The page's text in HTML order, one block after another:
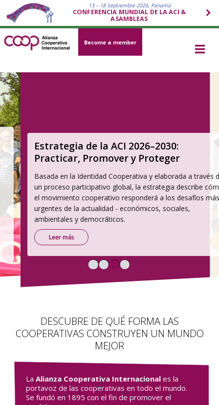
13 – 18 Septiembre 2026, Panamá
CONFERENCIA MUNDIAL DE LA ACI &
ASAMBLEAS
Become a member
Estrategia de la ACI 2026–2030:
Practicar, Promover y Proteger
Basada en la Identidad Cooperativa y elaborada a través de
un proceso participativo global, la estrategia describe cómo
el movimiento cooperativo responderá a los desafíos más
urgentes de la actualidad - económicos, sociales,
ambientales y democráticos.
Leer más
DESCUBRE DE QUÉ FORMA LAS
COOPERATIVAS CONSTRUYEN UN MUNDO
MEJOR
LaAlianza Cooperativa Internacional es la
portavoz de las cooperativas en todo el mundo.
Se fundó en 1895 con el fin de promover el